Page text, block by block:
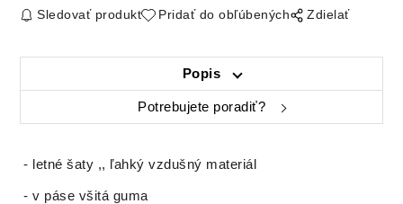
Sledovať produkt Pridať do obľúbených Zdielať
Popis
Potrebujete poradiť?
- letné šaty ,, ľahký vzdušný materiál
- v páse všitá guma